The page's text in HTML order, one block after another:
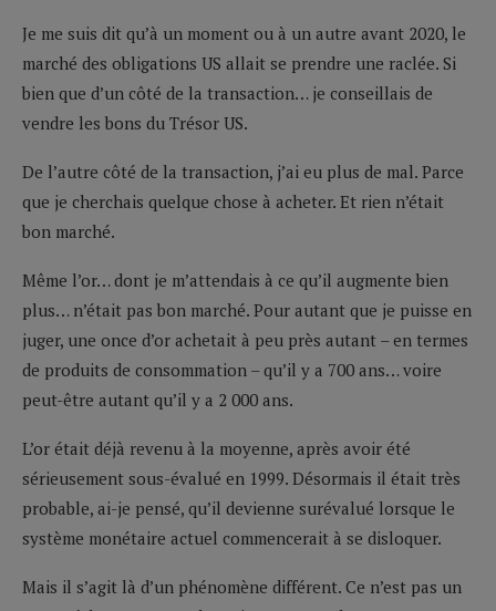
Je me suis dit qu’à un moment ou à un autre avant 2020, le
marché des obligations US allait se prendre une raclée. Si
bien que d’un côté de la transaction… je conseillais de
vendre les bons du Trésor US.
De l’autre côté de la transaction, j’ai eu plus de mal. Parce
que je cherchais quelque chose à acheter. Et rien n’était
bon marché.
Même l’or… dont je m’attendais à ce qu’il augmente bien
plus… n’était pas bon marché. Pour autant que je puisse en
juger, une once d’or achetait à peu près autant – en termes
de produits de consommation – qu’il y a 700 ans… voire
peut-être autant qu’il y a 2 000 ans.
L’or était déjà revenu à la moyenne, après avoir été
sérieusement sous-évalué en 1999. Désormais il était très
probable, ai-je pensé, qu’il devienne surévalué lorsque le
système monétaire actuel commencerait à se disloquer.
Mais il s’agit là d’un phénomène différent. Ce n’est pas un